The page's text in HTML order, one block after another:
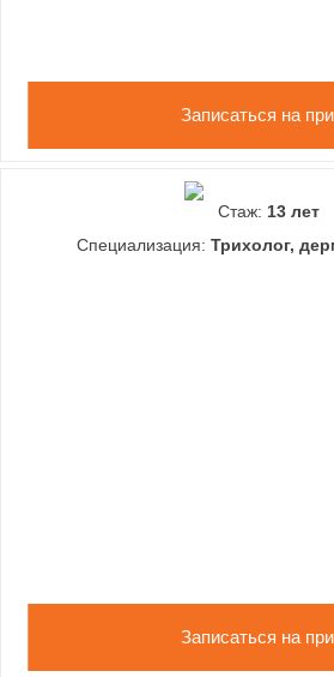
Записаться на
Стаж: 13 лет
Специализация: Трихолог,
Записаться на